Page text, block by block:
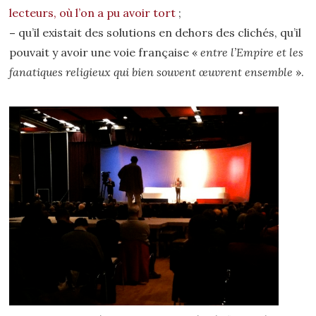
lecteurs, où l’on a pu avoir tort;
– qu’il existait des solutions en dehors des clichés, qu’il
pouvait y avoir une voie française « entre l’Empire et les
fanatiques religieux qui bien souvent œuvrent ensemble ».